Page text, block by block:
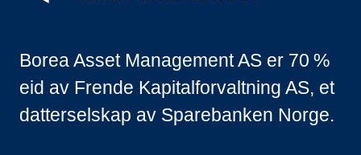
Borea Asset Management AS er 70 %
eid av Frende Kapitalforvaltning AS, et
datterselskap av Sparebanken Norge.